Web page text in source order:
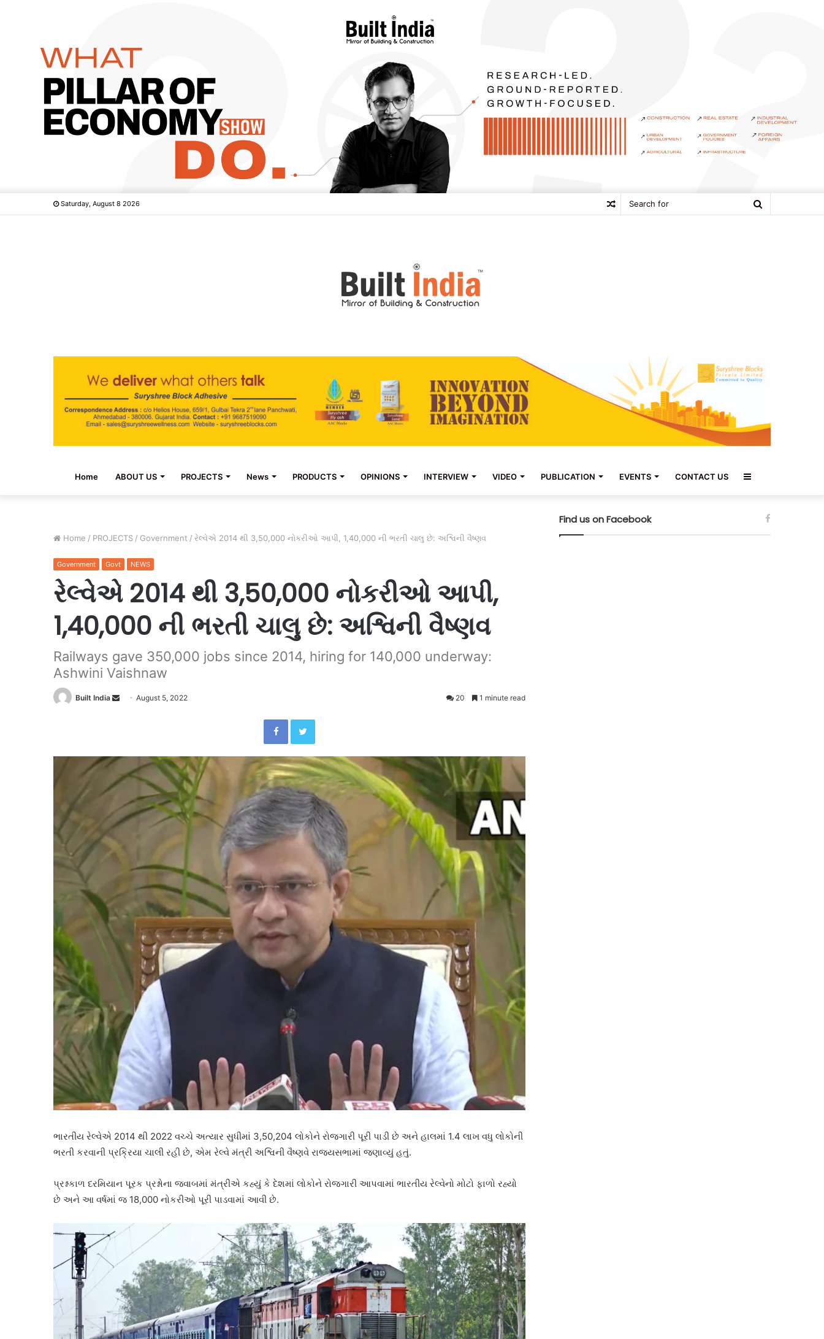
Saturday, August 8 2026 Random
Home ABOUT US PROJECTS News PRODUCTS OPINIONS INTERVIEW VIDEO PUBLICATION EVENTS CONTACT US Sidebar
Home / PROJECTS / Government / રેલ્વેએ 2014 થી 3,50,000 નોકરીઓ આપી, 1,40,000 ની ભરતી ચાલુ છે: અશ્વિની વૈષ્ણવ
Government Govt NEWS
રેલ્વેએ 2014 થી 3,50,000 નોકરીઓ આપી,
1,40,000 ની ભરતી ચાલુ છે: અશ્વિની વૈષ્ણવ
Railways gave 350,000 jobs since 2014, hiring for 140,000 underway:
Ashwini Vaishnaw
Built India
SendAugust 5, 2022 20 1 minute read
FacebookTwitter
ભારતીય રેલ્વેએ 2014 થી 2022 વચ્ચે અત્યાર સુધીમાં 3,50,204 લોકોને રોજગારી પૂરી પાડી છે અને હાલમાં 1.4 લાખ વધુ લોકોની
ભરતી કરવાની પ્રક્રિયા ચાલી રહી છે, એમ રેલ્વે મંત્રી અશ્વિની વૈષ્ણવે રાજ્યસભામાં જણાવ્યું હતું.
પ્રશ્નકાળ દરમિયાન પૂરક પ્રશ્નોના જવાબમાં મંત્રીએ કહ્યું કે દેશમાં લોકોને રોજગારી આપવામાં ભારતીય રેલ્વેનો મોટો ફાળો રહ્યો
છે અને આ વર્ષમાં જ 18,000 નોકરીઓ પૂરી પાડવામાં આવી છે.
Find us on Facebook